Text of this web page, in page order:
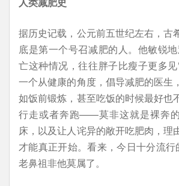
据历史记载，公元前五世纪左右，古
底是第一个号召减肥的人。他敏锐
亡这种情况，往往胖子比瘦子更多
一个从健康的角度，倡导减肥的医生
如饭前锻炼，甚至吃饭的时候最好也
行走或者奔跑——莫非这就是裸奔
床，以及让人诧异的敞开吃肥肉，理
才能真正开始。看来，今日十分流行
老鼻祖非他莫属了。